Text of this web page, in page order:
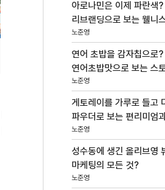
아로나민은 이제 파란색?
리브랜딩으로 보는 웰니
노준영
연어 초밥을 감자칩으로?
연어초밥맛으로 보는 스
노준영
게토레이를 가루로 들고
파우더로 보는 편리미엄
노준영
성수동에 생긴 올리브영
마케팅의 모든 것?
노준영